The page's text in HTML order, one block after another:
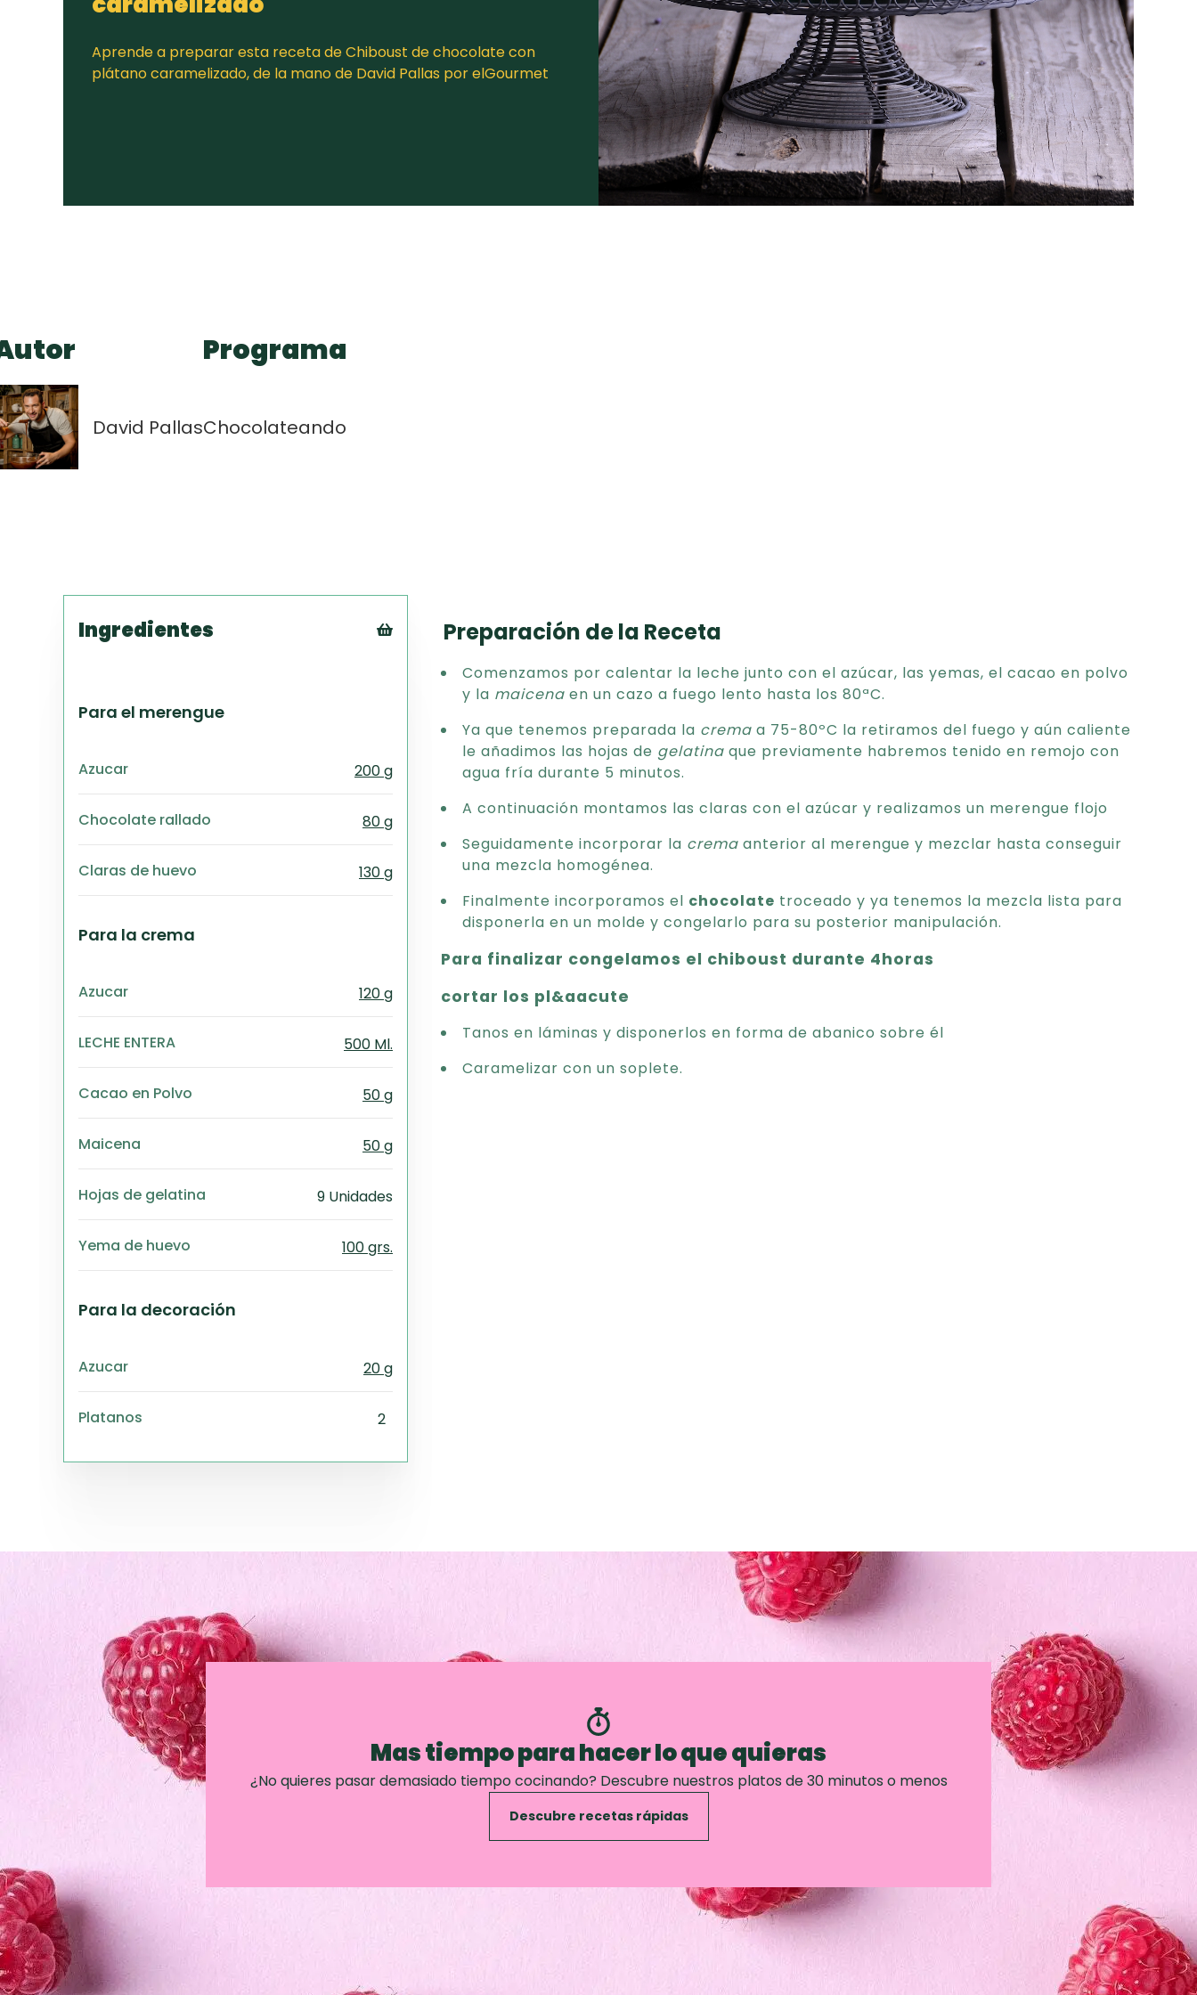
Aprende a preparar esta receta de Chiboust de chocolate con
plátano caramelizado, de la mano de David Pallas por elGourmet
David Pallas
Programa
Chocolateando
Ingredientes
Para el merengue
Azucar 200 g
Chocolate rallado 80 g
Claras de huevo 130 g
Para la crema
Azucar 120 g
LECHE ENTERA 500 Ml.
Cacao en Polvo 50 g
Maicena 50 g
Hojas de gelatina 9 Unidades
Yema de huevo 100 grs.
Para la decoración
Azucar 20 g
Platanos 2
Preparación de la Receta
Comenzamos por calentar la leche junto con el azúcar, las yemas, el cacao en polvo
y la maicena en un cazo a fuego lento hasta los 80ªC.
Ya que tenemos preparada la crema a 75-80ºC la retiramos del fuego y aún caliente
le añadimos las hojas de gelatina que previamente habremos tenido en remojo con
agua fría durante 5 minutos.
A continuación montamos las claras con el azúcar y realizamos un merengue flojo
Seguidamente incorporar la crema anterior al merengue y mezclar hasta conseguir
una mezcla homogénea.
Finalmente incorporamos el chocolate troceado y ya tenemos la mezcla lista para
disponerla en un molde y congelarlo para su posterior manipulación.
Para finalizar congelamos el chiboust durante 4horas
cortar los pl&aacute
Tanos en láminas y disponerlos en forma de abanico sobre él
Caramelizar con un soplete.
Mas tiempo para hacer lo que quieras
¿No quieres pasar demasiado tiempo cocinando? Descubre nuestros platos de 30 minutos o menos
Descubre recetas rápidas